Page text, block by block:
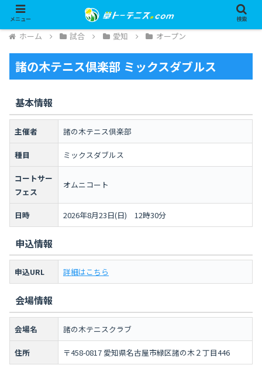
ホーム 試合 愛知 オープン
諸の木テニス倶楽部 ミックスダブルス
基本情報
主催者 諸の木テニス倶楽部
種目 ミックスダブルス
コートサー
フェス
オムニコート
日時 2026年8月23日(日) 12時30分
申込情報
申込URL 詳細はこちら
会場情報
会場名 諸の木テニスクラブ
住所 〒458-0817 愛知県名古屋市緑区諸の木２丁目446
メニュー 検索